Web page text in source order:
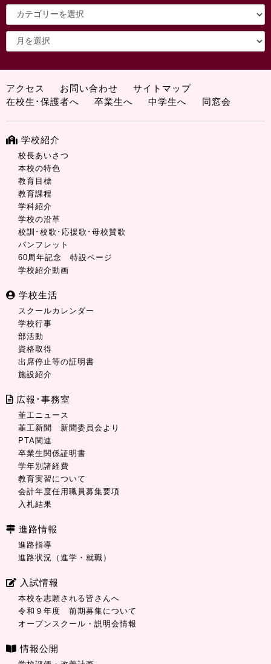
アクセス お問い合わせ
サイトマップ
在校生･保護者へ
卒業生へ 中学生へ 同窓会
学校紹介
校長あいさつ
本校の特色
教育目標
教育課程
学科紹介
学校の沿革
校訓･校歌･応援歌･母校賛歌
パンフレット
60周年記念 特設ページ
学校紹介動画
学校生活
スクールカレンダー
学校行事
部活動
資格取得
出席停止等の証明書
施設紹介
広報･事務室
韮工ニュース
韮工新聞 新聞委員会より
PTA関連
卒業生関係証明書
学年別諸経費
教育実習について
会計年度任用職員募集要項
入札結果
進路情報
進路指導
進路状況（進学・就職）
入試情報
本校を志願される皆さんへ
令和９年度 前期募集について
オープンスクール・説明会情報
情報公開